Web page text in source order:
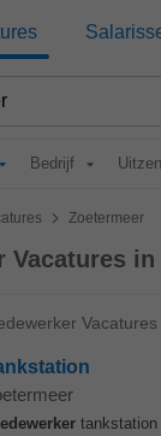
Bedrijf
> Zoetermeer
Vacatures